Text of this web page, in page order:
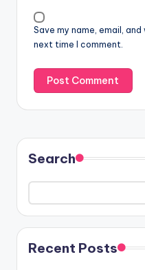
Save my name, email,
next time I comment.
Search
Recent Posts